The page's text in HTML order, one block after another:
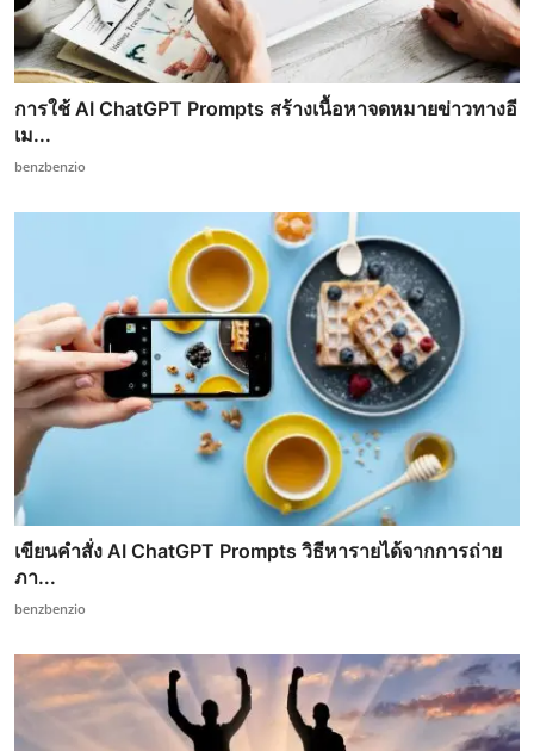
การใช้ AI ChatGPT Prompts สร้างเนื้อหาจดหมายข่าวทางอี
เม...
benzbenzio
เขียนคำสั่ง AI ChatGPT Prompts วิธีหารายได้จากการถ่าย
ภา...
benzbenzio